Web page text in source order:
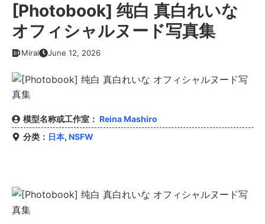
[Photobook] 纯白 真白れいな
オフィシャルヌード写真集
Mirai June 12, 2026
模型名称或工作室： Reina Mashiro
分类： 日本, NSFW